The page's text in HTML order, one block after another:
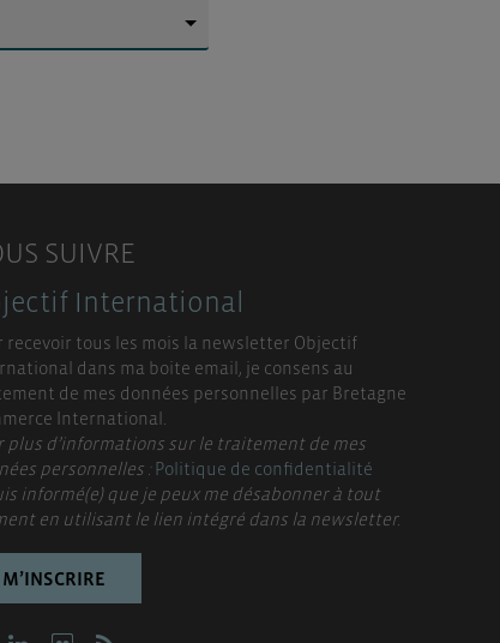
SUIVRE
International
recevoir tous les mois la newsletter Objectif
dans ma boite email, je consens au
de mes données personnelles par Bretagne
International.
plus d’informations sur le traitement de mes
personnelles :Politique de confidentialité
informé(e) que je peux me désabonner à tout
en utilisant le lien intégré dans la newsletter.
M’INSCRIRE